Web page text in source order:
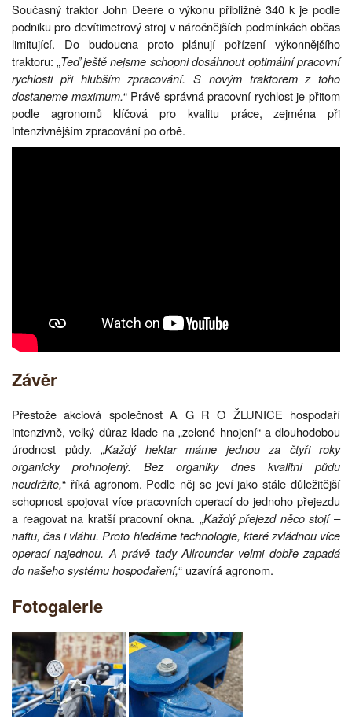
Současný traktor John Deere o výkonu přibližně 340 k je podle
podniku pro devítimetrový stroj v náročnějších podmínkách občas
limitující. Do budoucna proto plánují pořízení výkonnějšího
traktoru: „Teď ještě nejsme schopni dosáhnout optimální pracovní
rychlosti při hlubším zpracování. S novým traktorem z toho
dostaneme maximum.“ Právě správná pracovní rychlost je přitom
podle agronomů klíčová pro kvalitu práce, zejména při
intenzivnějším zpracování po orbě.
Závěr
Přestože akciová společnost A G R O ŽLUNICE hospodaří
intenzivně, velký důraz klade na „zelené hnojení“ a dlouhodobou
úrodnost půdy. „Každý hektar máme jednou za čtyři roky
organicky prohnojený. Bez organiky dnes kvalitní půdu
neudržíte,“ říká agronom. Podle něj se jeví jako stále důležitější
schopnost spojovat více pracovních operací do jednoho přejezdu
a reagovat na kratší pracovní okna. „Každý přejezd něco stojí ‒
naftu, čas i vláhu. Proto hledáme technologie, které zvládnou více
operací najednou. A právě tady Allrounder velmi dobře zapadá
do našeho systému hospodaření,“ uzavírá agronom.
Fotogalerie